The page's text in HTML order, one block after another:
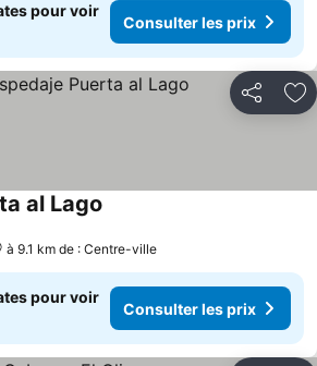
pour voir
Consulter les prix
Partager
al Lago
à 9.1 km de : Centre-ville
pour voir
Consulter les prix